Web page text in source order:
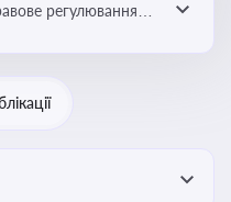
регулювання